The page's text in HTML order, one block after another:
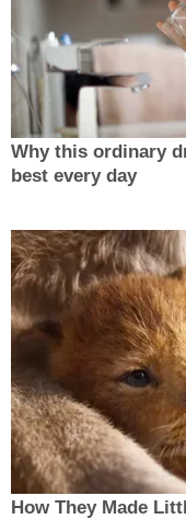
Why this ordinary
best every day
How They Made